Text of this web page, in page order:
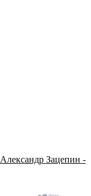
Александр Зацепин -